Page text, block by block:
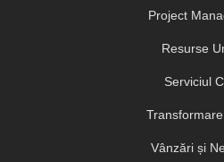
Project
Resurse
Serviciul
Vânzări și